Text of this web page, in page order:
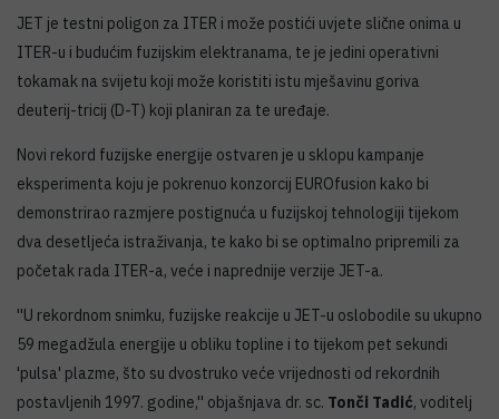
JET je testni poligon za ITER i može postići uvjete slične onima u
ITER-u i budućim fuzijskim elektranama, te je jedini operativni
tokamak na svijetu koji može koristiti istu mješavinu goriva
deuterij-tricij (D-T) koji planiran za te uređaje.
Novi rekord fuzijske energije ostvaren je u sklopu kampanje
eksperimenta koju je pokrenuo konzorcij EUROfusion kako bi
demonstrirao razmjere postignuća u fuzijskoj tehnologiji tijekom
dva desetljeća istraživanja, te kako bi se optimalno pripremili za
početak rada ITER-a, veće i naprednije verzije JET-a.
''U rekordnom snimku, fuzijske reakcije u JET-u oslobodile su ukupno
59 megadžula energije u obliku topline i to tijekom pet sekundi
'pulsa' plazme, što su dvostruko veće vrijednosti od rekordnih
postavljenih 1997. godine,'' objašnjava dr. sc. Tonči Tadić, voditelj